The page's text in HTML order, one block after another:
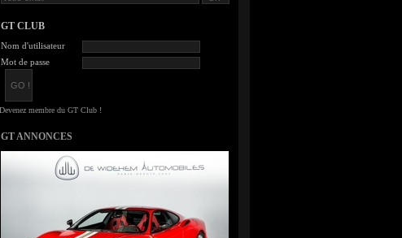
GT CLUB
Nom d'utilisateur
Mot de passe
GT ANNONCES